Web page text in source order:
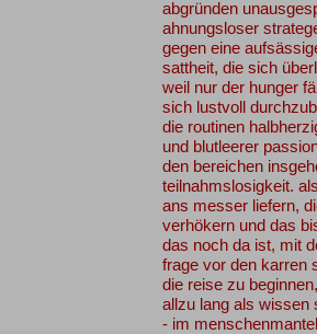
abgründen
ahnungsloser
gegen eine
sattheit, die sich
weil nur der hunger
sich lustvoll
die routinen
und blutleerer
den bereichen
teilnahmslosigkeit.
ans messer liefern,
verhökern und das
das noch da ist, mit
frage vor den karren
die reise zu
allzu lang als wissen
- im